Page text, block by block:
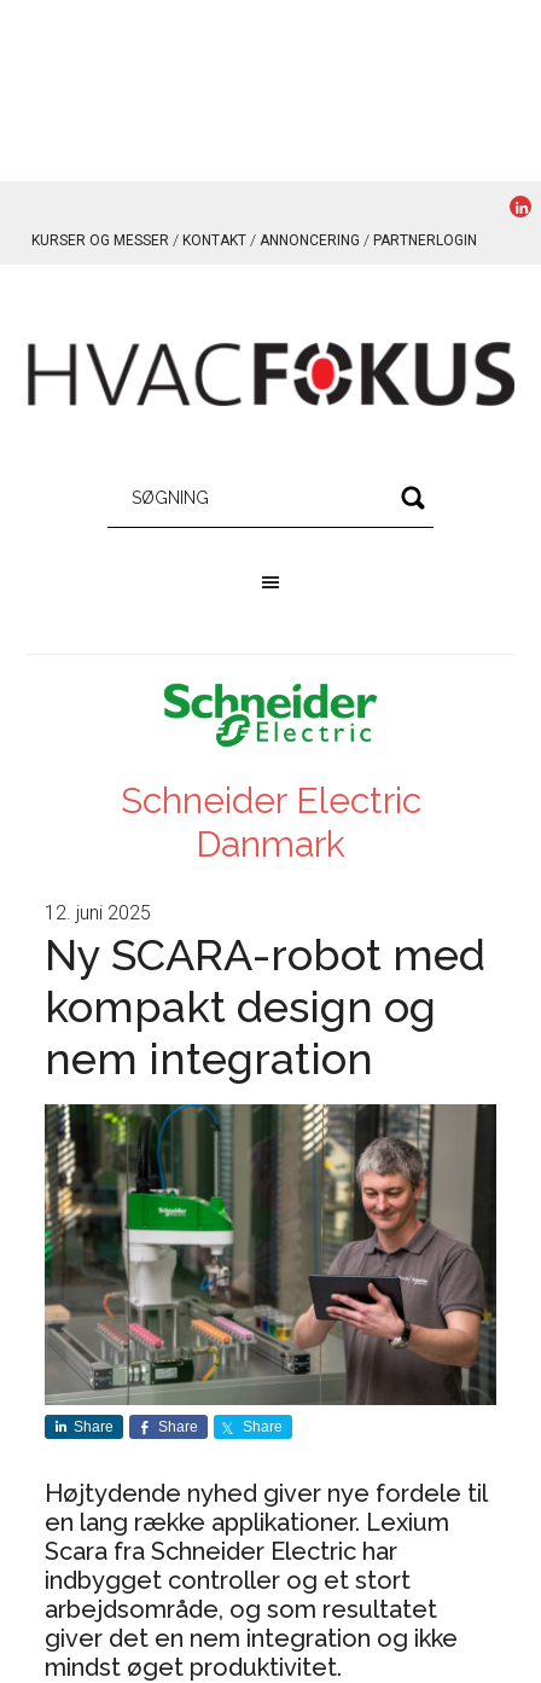
KURSER OG MESSER KONTAKT ANNONCERING PARTNERLOGIN
Schneider Electric
Danmark
12. juni 2025
Ny SCARA-robot med
kompakt design og
nem integration
Share Share Share
Højtydende nyhed giver nye fordele til
en lang række applikationer. Lexium
Scara fra Schneider Electric har
indbygget controller og et stort
arbejdsområde, og som resultatet
giver det en nem integration og ikke
mindst øget produktivitet.